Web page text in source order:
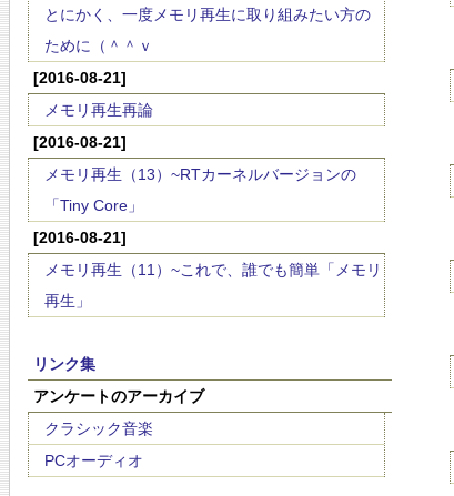
とにかく、一度メモリ再生に取り組みたい方の
ために（＾＾ｖ
[2016-08-21]
メモリ再生再論
[2016-08-21]
メモリ再生（13）~RTカーネルバージョンの
「Tiny Core」
[2016-08-21]
メモリ再生（11）~これで、誰でも簡単「メモリ
再生」
リンク集
アンケートのアーカイブ
クラシック音楽
PCオーディオ